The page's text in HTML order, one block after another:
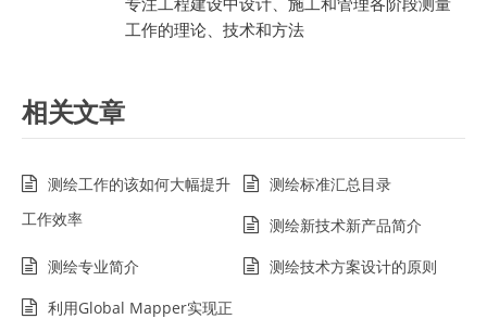
工作的理论、技术和方法
相关文章
测绘工作的该如何大幅提升
工作效率
测绘标准汇总目录
测绘新技术新产品简介
测绘专业简介
测绘技术方案设计的原则
利用Global Mapper实现正